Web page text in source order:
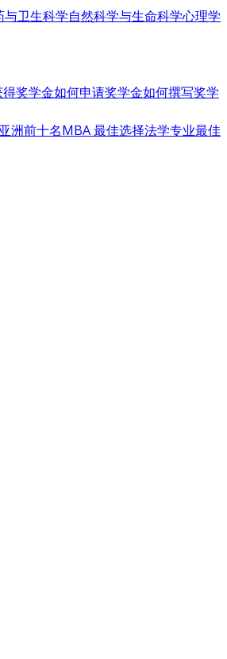
与卫生科学自然科学与生命科学心理学
奖学金如何申请奖学金如何撰写奖学
亚洲前十名MBA 最佳选择法学专业最佳